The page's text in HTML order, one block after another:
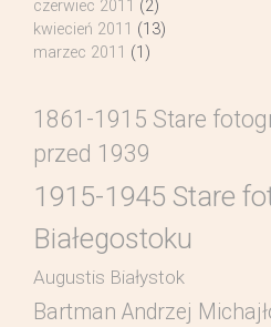
czerwiec 2011 (2)
kwiecień 2011 (13)
marzec 2011 (1)
1861-1915 Stare
przed 1939
1915-1945 Stare
Białegostoku
Augustis Białystok
Bartman Andrzej